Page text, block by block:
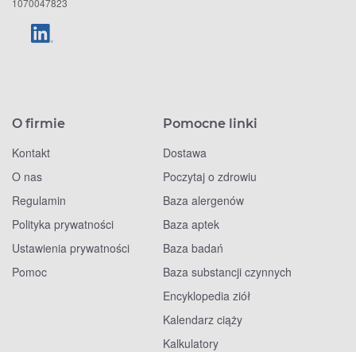
1070047823
O firmie
Kontakt
O nas
Regulamin
Polityka prywatności
Ustawienia prywatności
Pomoc
Pomocne linki
Dostawa
Poczytaj o zdrowiu
Baza alergenów
Baza aptek
Baza badań
Baza substancji czynnych
Encyklopedia ziół
Kalendarz ciąży
Kalkulatory